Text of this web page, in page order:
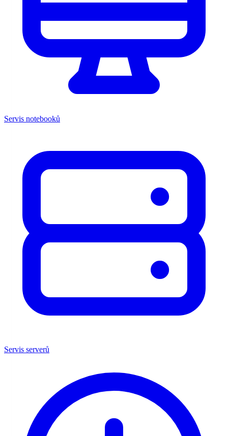
Servis notebooků
Servis serverů